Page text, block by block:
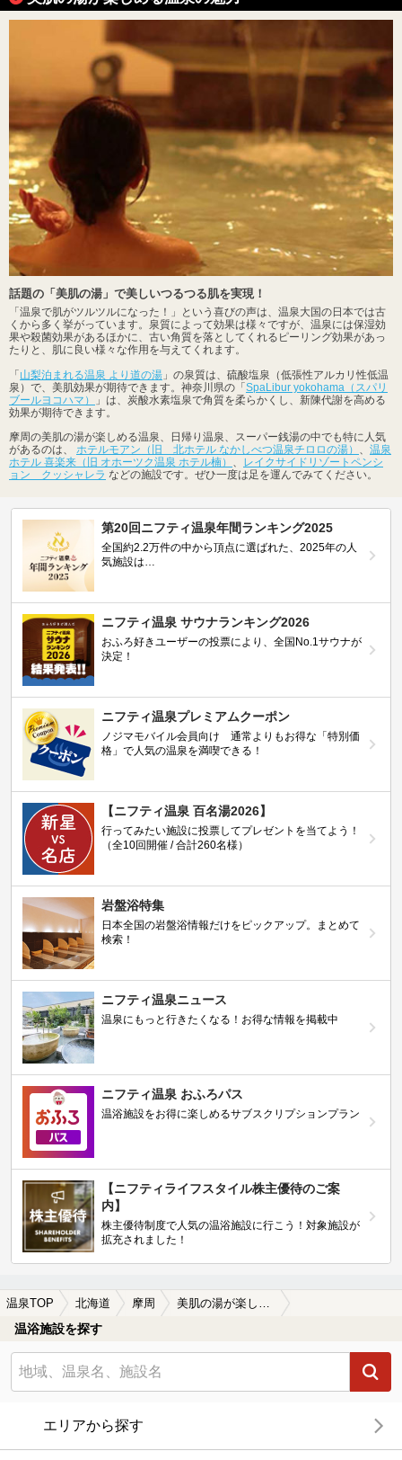
話題の「美肌の湯」で美しいつるつる肌を実現！
「温泉で肌がツルツルになった！」という喜びの声は、温泉大国の日本では古
くから多く挙がっています。泉質によって効果は様々ですが、温泉には保湿効
果や殺菌効果があるほかに、古い角質を落としてくれるピーリング効果があっ
たりと、肌に良い様々な作用を与えてくれます。
「 山梨泊まれる温泉 より道の湯 」の泉質は、硫酸塩泉（低張性アルカリ性低温
泉）で、美肌効果が期待できます。神奈川県の「 SpaLibur yokohama（スパリ
ブールヨコハマ）
」は、炭酸水素塩泉で角質を柔らかくし、新陳代謝を高める
効果が期待できます。
摩周の美肌の湯が楽しめる温泉、日帰り温泉、スーパー銭湯の中でも特に人気
があるのは、 ホテルモアン（旧 北ホテル なかしべつ温泉チロロの湯） 、 温泉
ホテル 喜楽来（旧 オホーツク温泉 ホテル楠） 、 レイクサイドリゾートペンシ
ョン クッシャレラ などの施設です。ぜひ一度は足を運んでみてください。
第20回ニフティ温泉年間ランキング2025
全国約2.2万件の中から頂点に選ばれた、2025年の人
気施設は…
ニフティ温泉 サウナランキング2026
おふろ好きユーザーの投票により、全国No.1サウナが
決定！
ニフティ温泉プレミアムクーポン
ノジマモバイル会員向け 通常よりもお得な「特別価
格」で人気の温泉を満喫できる！
【ニフティ温泉 百名湯2026】
行ってみたい施設に投票してプレゼントを当てよう！
（全10回開催 / 合計260名様）
岩盤浴特集
日本全国の岩盤浴情報だけをピックアップ。まとめて
検索！
ニフティ温泉ニュース
温泉にもっと行きたくなる！お得な情報を掲載中
ニフティ温泉 おふろパス
温浴施設をお得に楽しめるサブスクリプションプラン
【ニフティライフスタイル株主優待のご案
内】
株主優待制度で人気の温浴施設に行こう！対象施設が
拡充されました！
温泉TOP 北海道 摩周
温浴施設を探す
エリアから探す